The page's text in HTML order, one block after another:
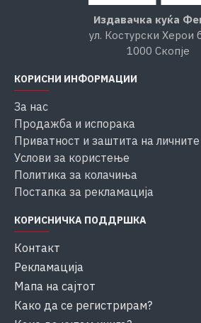
Издавачка куќа
ул. Костурски Херои
1000 Скопје
КОРИСНИ ИНФОРМАЦИИ
За нас
Продажба и испорака
Приватност и заштита на
Услови за користење
Политика за колачиња
Постапка за рекламација
КОРИСНИЧКА ПОДДРШКА
Контакт
Рекламација
Мапа на сајтот
Како да се регистрирам?